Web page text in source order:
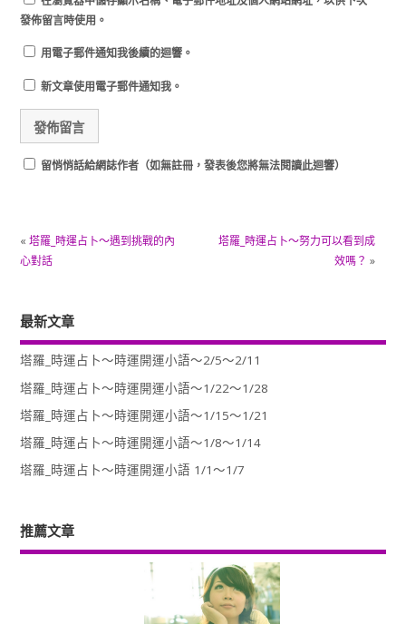
發佈留言時使用。
用電子郵件通知我後續的迴響。
新文章使用電子郵件通知我。
留悄悄話給網誌作者（如無註冊，發表後您將無法閱讀此迴響）
« 塔羅_時運占卜～遇到挑戰的內
心對話
塔羅_時運占卜～努力可以看到成
效嗎？ »
最新文章
塔羅_時運占卜～時運開運小語～2/5～2/11
塔羅_時運占卜～時運開運小語～1/22～1/28
塔羅_時運占卜～時運開運小語～1/15～1/21
塔羅_時運占卜～時運開運小語～1/8～1/14
塔羅_時運占卜～時運開運小語 1/1～1/7
推薦文章